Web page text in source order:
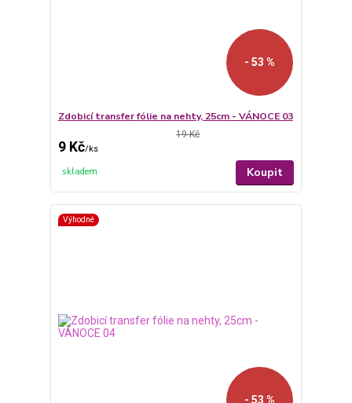
- 53 %
Zdobicí transfer fólie na nehty, 25cm - VÁNOCE 03
19 Kč
9 Kč/ks
skladem Koupit
Výhodné
- 53 %